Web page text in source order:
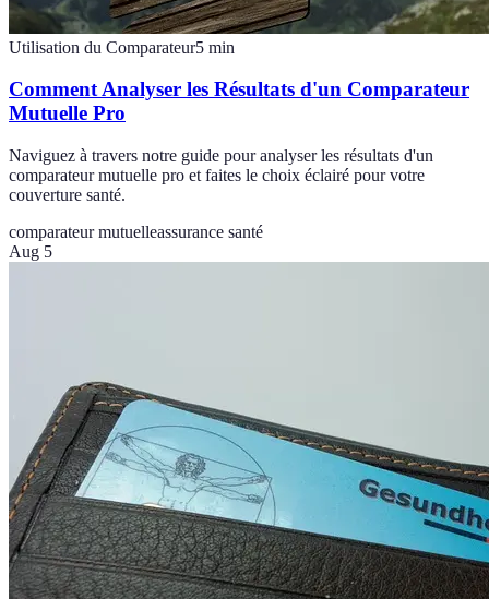
Utilisation du Comparateur5 min
Comment Analyser les Résultats d'un Comparateur
Mutuelle Pro
Naviguez à travers notre guide pour analyser les résultats d'un
comparateur mutuelle pro et faites le choix éclairé pour votre
couverture santé.
comparateur mutuelleassurance santé
Aug 5